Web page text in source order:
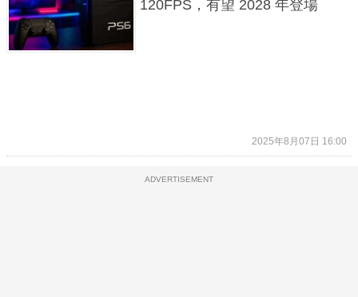
120FPS，有望 2028 年登場
2025年8月07日 16:00
ADVERTISEMENT